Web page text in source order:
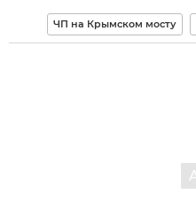
ЧП на Крымском мосту